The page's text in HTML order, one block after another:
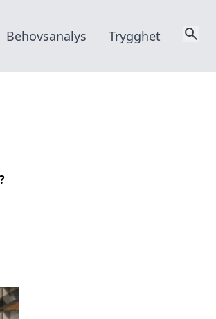
Behovsanalys Trygghet